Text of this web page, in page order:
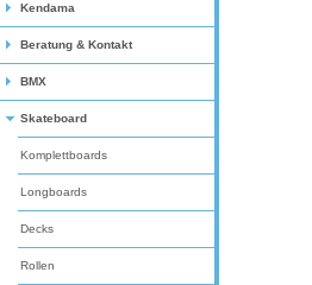
Kendama
Beratung & Kontakt
BMX
Skateboard
Komplettboards
Longboards
Decks
Rollen